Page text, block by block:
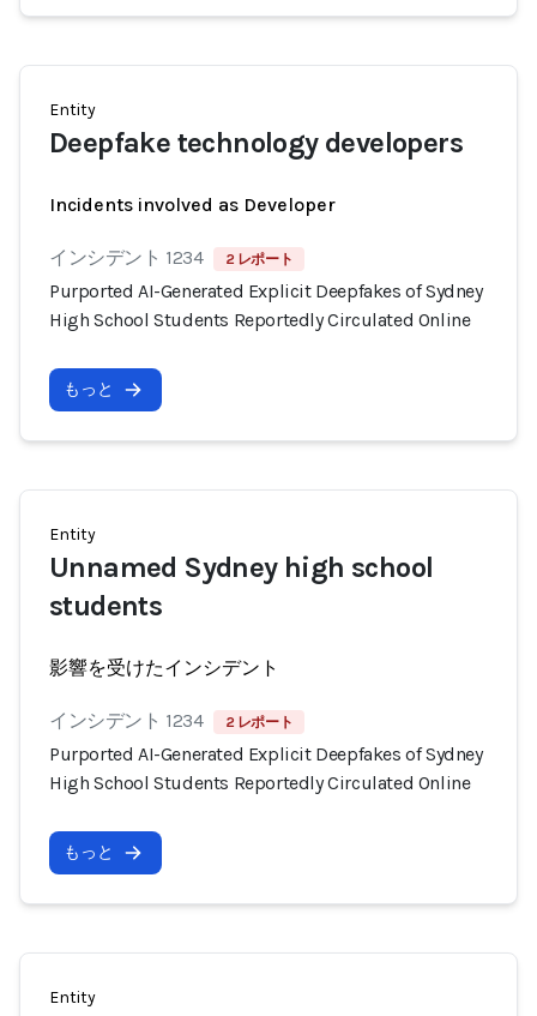
Entity
Deepfake technology developers
Incidents involved as Developer
インシデント 1234 2 レポート
Purported AI-Generated Explicit Deepfakes of Sydney
High School Students Reportedly Circulated Online
もっと
Entity
Unnamed Sydney high school
students
影響を受けたインシデント
インシデント 1234 2 レポート
Purported AI-Generated Explicit Deepfakes of Sydney
High School Students Reportedly Circulated Online
もっと
Entity